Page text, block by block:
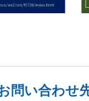
問い合わせ